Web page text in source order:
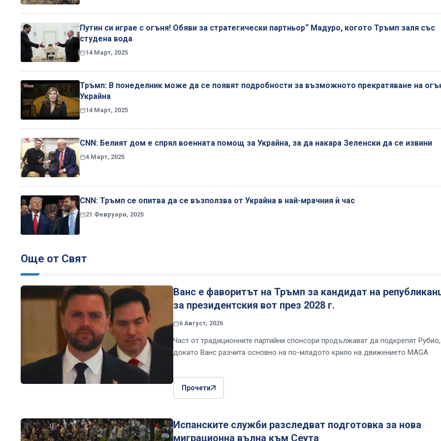
Путин си играе с огъня! Обяви за стратегически партньор“ Мадуро, когото Тръмп заля със
студена вода
14 Март, 2025
Тръмп: В понеделник може да се появят подробности за възможното прекратяване на
Украйна
14 Март, 2025
CNN: Белият дом е спрял военната помощ за Украйна, за да накара Зеленски да се извини
4 Март, 2025
CNN: Тръмп се опитва да се възползва от Украйна в най-мрачния ѝ час
21 Февруари, 2025
Още от Свят
Ванс е фаворитът на Тръмп за кандидат на
за президентския вот през 2028 г.
6 Август, 2026
Част от традиционните партийни спонсори продължават да подкрепят Рубио,
докато Ванс разчита основно на по-младото крило на движението MAGA
Прочети
Испанските служби разследват подготовка за нова
миграционна вълна към Сеута